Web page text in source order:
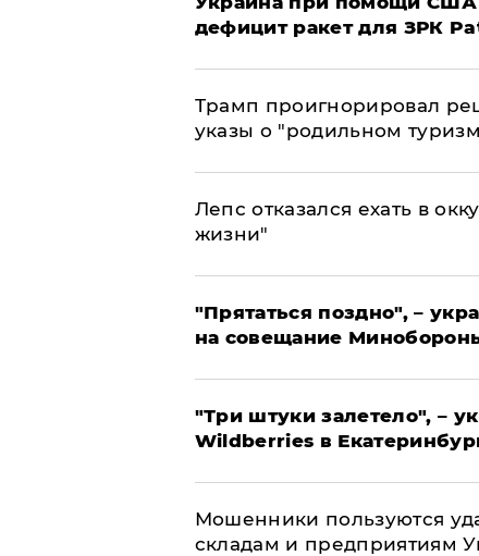
дефицит ракет для ЗРК
Трамп проигнорировал
указы о "родильном
Лепс отказался ехать в
жизни"
"Прятаться поздно", –
на совещание
"Три штуки залетело", –
Wildberries в
Мошенники пользуются
складам и предприятиям